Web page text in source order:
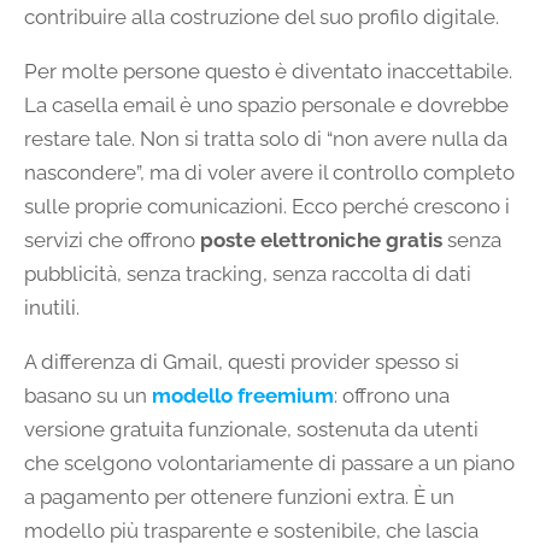
contribuire alla costruzione del suo profilo digitale.
Per molte persone questo è diventato inaccettabile.
La casella email è uno spazio personale e dovrebbe
restare tale. Non si tratta solo di “non avere nulla da
nascondere”, ma di voler avere il controllo completo
sulle proprie comunicazioni. Ecco perché crescono i
servizi che offrono poste elettroniche gratis senza
pubblicità, senza tracking, senza raccolta di dati
inutili.
A differenza di Gmail, questi provider spesso si
basano su un modello freemium: offrono una
versione gratuita funzionale, sostenuta da utenti
che scelgono volontariamente di passare a un piano
a pagamento per ottenere funzioni extra. È un
modello più trasparente e sostenibile, che lascia